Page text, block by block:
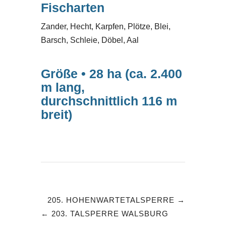
Fischarten
Zander, Hecht, Karpfen, Plötze, Blei,
Barsch, Schleie, Döbel, Aal
Größe • 28 ha (ca. 2.400
m lang,
durchschnittlich 116 m
breit)
205. HOHENWARTETALSPERRE
203. TALSPERRE WALSBURG